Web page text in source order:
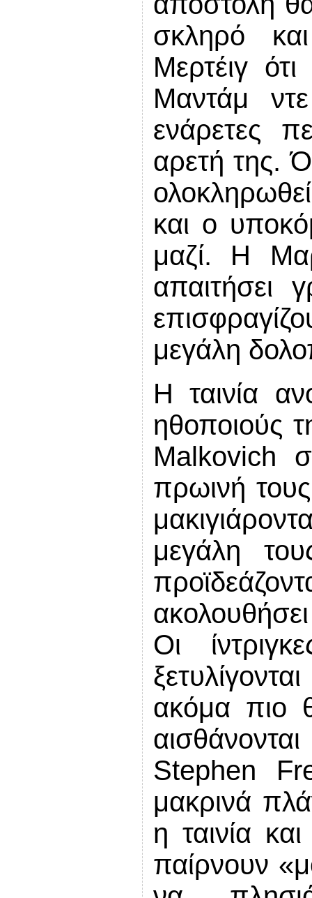
σκληρό
Μερτέιγ
Μαντάμ
ενάρετες
αρετή της.
και ο
μαζί. Η
απαιτήσει
μεγάλη
Η ταινία
ηθοποιούς
Malkovich
πρωινή
μεγάλη
Οι
ακόμα πιο
Stephen
μακρινά
η ταινία
παίρνουν